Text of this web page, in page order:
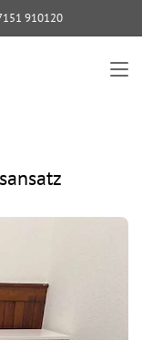
910120